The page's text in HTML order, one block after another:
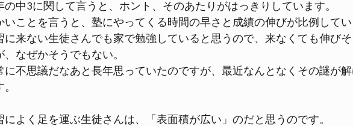
の中3に関して言うと、ホント、そのあたりがはっきりしています。
いことを言うと、塾にやってくる時間の早さと成績の伸びが比例して
に来ない生徒さんでも家で勉強していると思うので、来なくても伸び
、なぜかそうでもない。
に不思議だなあと長年思っていたのですが、最近なんとなくその謎が
によく足を運ぶ生徒さんは、「表面積が広い」のだと思うのです。